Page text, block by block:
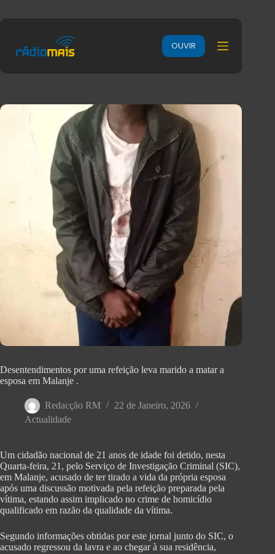
OUVIR
Desentendimentos por uma refeição leva marido a matar a
esposa em Malanje .
Redacção RM
22 de Janeiro, 2026
Actualidade
Um cidadão nacional de 21 anos de idade foi detido, nesta
Quarta-feira, 21, pelo Serviço de Investigação Criminal (SIC),
em Malanje, acusado de ter tirado a vida da própria esposa
após uma discussão motivada pela refeição preparada pela
vítima, estando assim implicado no crime de homicídio
qualificado em razão da qualidade da vítima.
Segundo informações obtidas por este jornal junto do SIC, o
acusado regressou da lavra e ao chegar à sua residência,